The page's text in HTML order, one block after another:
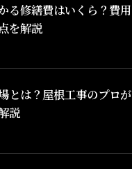
る修繕費はいくら？費用
を解説
とは？屋根工事のプロが
説